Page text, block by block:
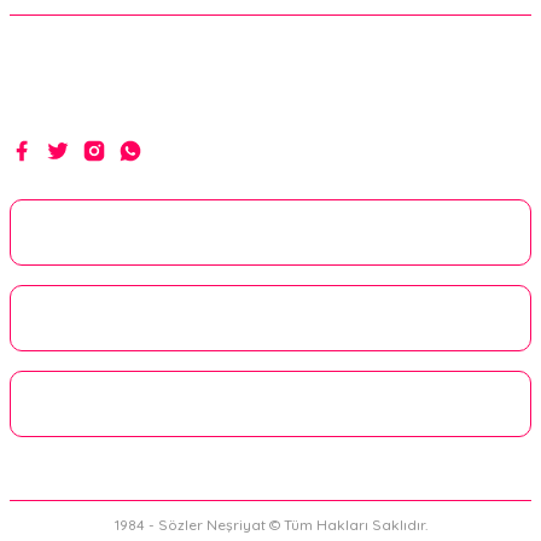
1984 - Sözler Neşriyat © Tüm Hakları Saklıdır.